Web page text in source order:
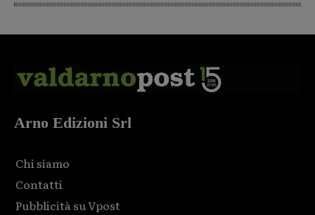
Arno Edizioni Srl
Chi siamo
Contatti
Pubblicità su Vpost